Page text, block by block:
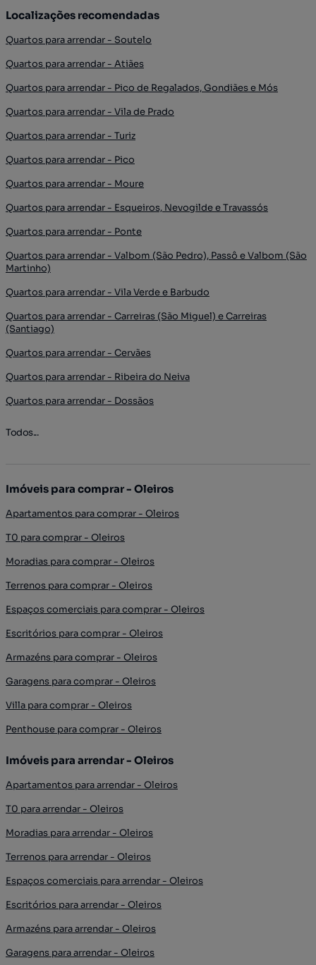
Localizações recomendadas
Quartos para arrendar - Soutelo
Quartos para arrendar - Atiães
Quartos para arrendar - Pico de Regalados, Gondiães e Mós
Quartos para arrendar - Vila de Prado
Quartos para arrendar - Turiz
Quartos para arrendar - Pico
Quartos para arrendar - Moure
Quartos para arrendar - Esqueiros, Nevogilde e Travassós
Quartos para arrendar - Ponte
Quartos para arrendar - Valbom (São Pedro), Passô e Valbom (São
Martinho)
Quartos para arrendar - Vila Verde e Barbudo
Quartos para arrendar - Carreiras (São Miguel) e Carreiras
(Santiago)
Quartos para arrendar - Cervães
Quartos para arrendar - Ribeira do Neiva
Quartos para arrendar - Dossãos
Todos...
Imóveis para comprar - Oleiros
Apartamentos para comprar - Oleiros
T0 para comprar - Oleiros
Moradias para comprar - Oleiros
Terrenos para comprar - Oleiros
Espaços comerciais para comprar - Oleiros
Escritórios para comprar - Oleiros
Armazéns para comprar - Oleiros
Garagens para comprar - Oleiros
Villa para comprar - Oleiros
Penthouse para comprar - Oleiros
Imóveis para arrendar - Oleiros
Apartamentos para arrendar - Oleiros
T0 para arrendar - Oleiros
Moradias para arrendar - Oleiros
Terrenos para arrendar - Oleiros
Espaços comerciais para arrendar - Oleiros
Escritórios para arrendar - Oleiros
Armazéns para arrendar - Oleiros
Garagens para arrendar - Oleiros